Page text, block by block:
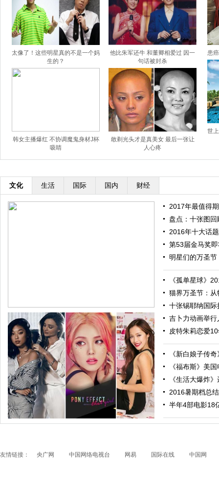
太像了！这些明星真的不是一个妈
生的？
他比朱军还牛 和董卿相爱过 因一
句话被封杀
韩女主播爆红 不协调魔鬼身材J杯
吸睛
敢剃光头才是真美女 最后一张让
人心疼
患
世
文化 生活 国际 国内 财经
跟随电影去旅行：布拉格 在这里邂逅特工、寻找浪漫
2017年最值得
盘点：十张图
2016年十大话
第53届金马奖
明星们的万圣
《孤单星球》
猫界万圣节：
十张锡耶纳国
吉卜力动画举
皮特朱莉恋爱
《新白娘子传
《福布斯》美
《生活大爆炸
2016暑期档总
半年4部电影18
友情链接： 央广网 中国网络电视台 网易 国际在线 中国网